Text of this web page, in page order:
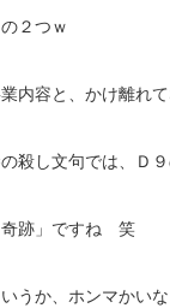
２つｗ
内容と、かけ離れ
殺し文句では、Ｄ
跡」ですね 笑
うか、ホンマかいな